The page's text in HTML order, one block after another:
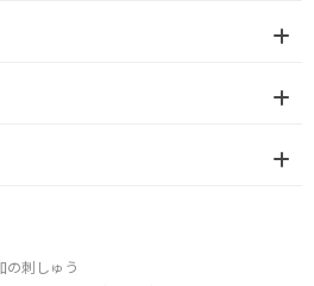
の刺しゅう